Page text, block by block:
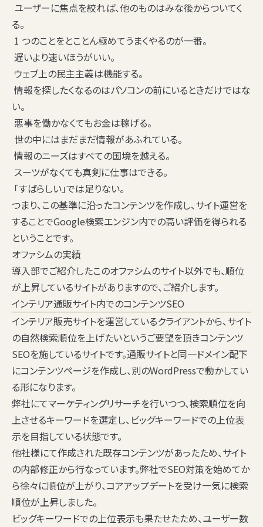
ユーザーに焦点を絞れば、他のものはみな後からついてく
る。
1 つのことをとことん極めてうまくやるのが一番。
遅いより速いほうがいい。
ウェブ上の民主主義は機能する。
情報を探したくなるのはパソコンの前にいるときだけではな
い。
悪事を働かなくてもお金は稼げる。
世の中にはまだまだ情報があふれている。
情報のニーズはすべての国境を越える。
スーツがなくても真剣に仕事はできる。
「すばらしい」では足りない。
つまり、この基準に沿ったコンテンツを作成し、サイト運営を
することでGoogle検索エンジン内での高い評価を得られる
ということです。
オファシムの実績
導入部でご紹介したこのオファシムのサイト以外でも、順位
が上昇しているサイトがありますので、ご紹介します。
インテリア通販サイト内でのコンテンツSEO
インテリア販売サイトを運営しているクライアントから、サイト
の自然検索順位を上げたいというご要望を頂きコンテンツ
SEOを施しているサイトです。通販サイトと同一ドメイン配下
にコンテンツページを作成し、別のWordPressで動かしてい
る形になります。
弊社にてマーケティングリサーチを行いつつ、検索順位を向
上させるキーワードを選定し、ビッグキーワードでの上位表
示を目指している状態です。
他社様にて作成された既存コンテンツがあったため、サイト
の内部修正から行なっています。弊社でSEO対策を始めてか
ら徐々に順位が上がり、コアアップデートを受け一気に検索
順位が上昇しました。
ビッグキーワードでの上位表示も果たせたため、ユーザー数